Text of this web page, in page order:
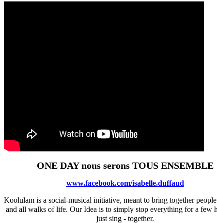
ONE DAY nous serons TOUS ENSEMBLE
www.facebook.com/isabelle.duffaud
Koolulam is a social-musical initiative, meant to bring together
and all walks of life. Our Idea is to simply stop everything for a few
just sing - together.